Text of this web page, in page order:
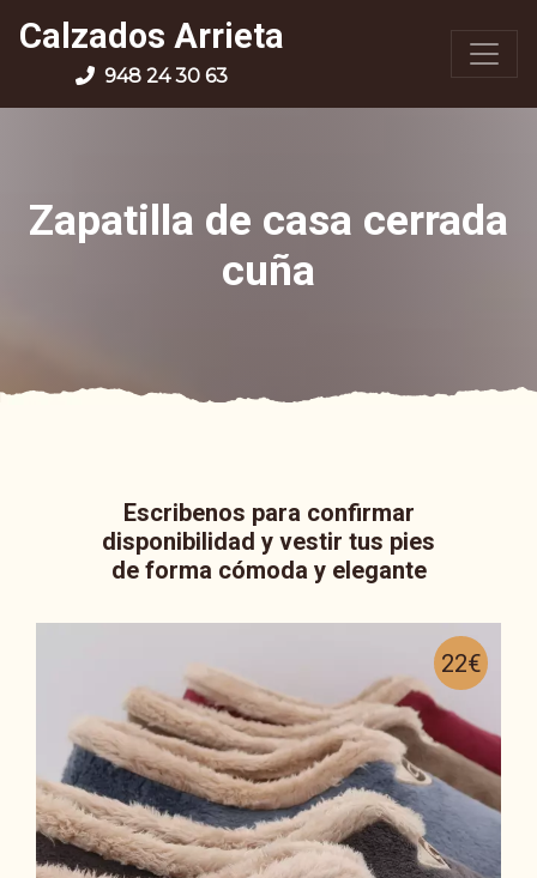
Calzados Arrieta
948 24 30 63
Zapatilla de casa cerrada
cuña
Escribenos para confirmar
disponibilidad y vestir tus pies
de forma cómoda y elegante
22€